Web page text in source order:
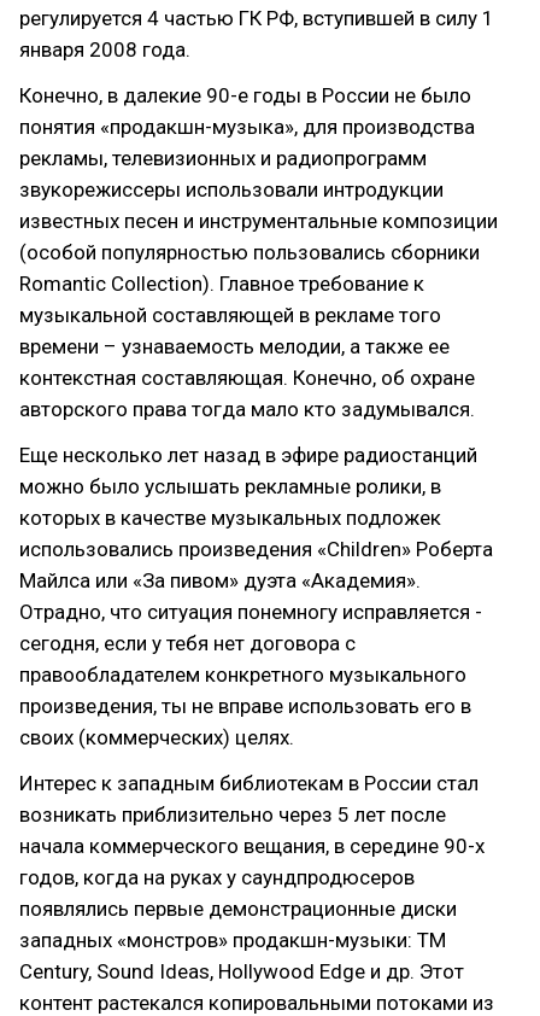
регулируется 4 частью ГК РФ, вступившей в силу 1
января 2008 года.
Конечно, в далекие 90-е годы в России не было
понятия «продакшн-музыка», для производства
рекламы, телевизионных и радиопрограмм
звукорежиссеры использовали интродукции
известных песен и инструментальные композиции
(особой популярностью пользовались сборники
Romantic Collection). Главное требование к
музыкальной составляющей в рекламе того
времени – узнаваемость мелодии, а также ее
контекстная составляющая. Конечно, об охране
авторского права тогда мало кто задумывался.
Еще несколько лет назад в эфире радиостанций
можно было услышать рекламные ролики, в
которых в качестве музыкальных подложек
использовались произведения «Children» Роберта
Майлса или «За пивом» дуэта «Академия».
Отрадно, что ситуация понемногу исправляется -
сегодня, если у тебя нет договора с
правообладателем конкретного музыкального
произведения, ты не вправе использовать его в
своих (коммерческих) целях.
Интерес к западным библиотекам в России стал
возникать приблизительно через 5 лет после
начала коммерческого вещания, в середине 90-х
годов, когда на руках у саундпродюсеров
появлялись первые демонстрационные диски
западных «монстров» продакшн-музыки: TM
Century, Sound Ideas, Hollywood Edge и др. Этот
контент растекался копировальными потоками из